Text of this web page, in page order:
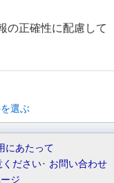
の正確性に配慮して
選ぶ
にあたって
ください
お問い合わせ
ジ